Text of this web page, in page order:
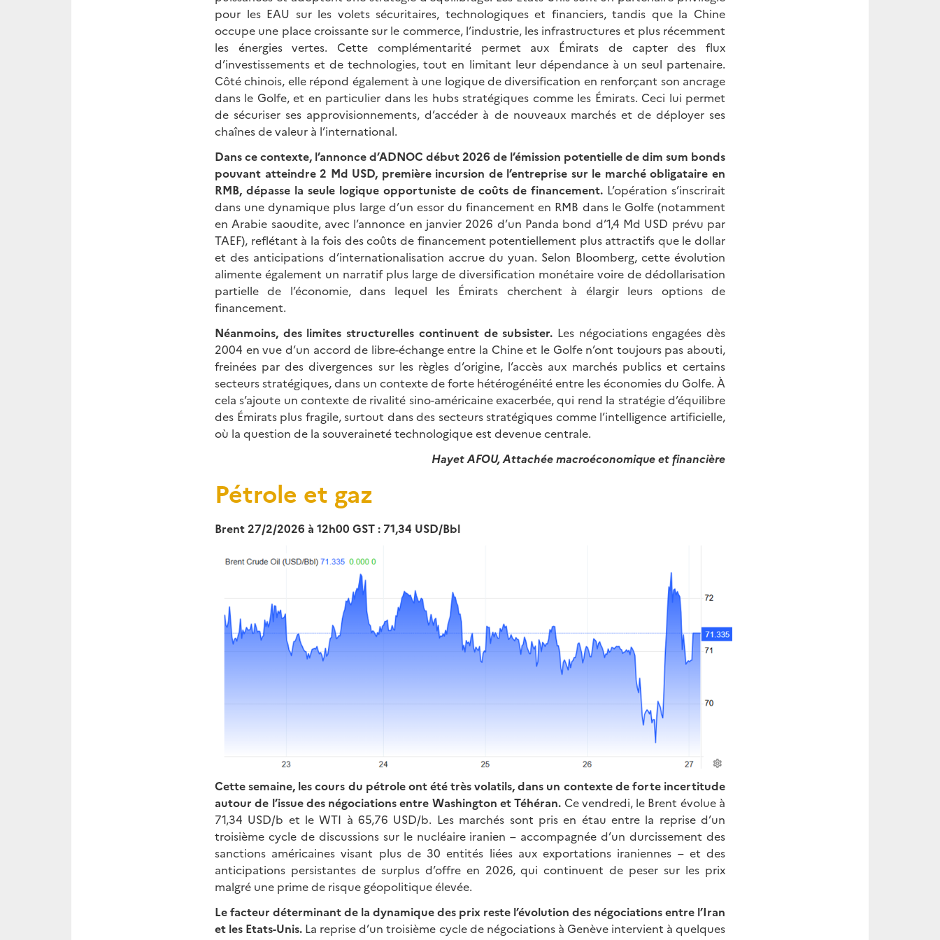
pour les EAU sur les volets sécuritaires, technologiques et financiers, tandis que la Chine
occupe une place croissante sur le commerce, l’industrie, les infrastructures et plus récemment
les énergies vertes. Cette complémentarité permet aux Émirats de capter des flux
d’investissements et de technologies, tout en limitant leur dépendance à un seul partenaire.
Côté chinois, elle répond également à une logique de diversification en renforçant son ancrage
dans le Golfe, et en particulier dans les hubs stratégiques comme les Émirats. Ceci lui permet
de sécuriser ses approvisionnements, d’accéder à de nouveaux marchés et de déployer ses
chaînes de valeur à l’international.
Dans ce contexte, l’annonce d’ADNOC début 2026 de l’émission potentielle de dim sum bonds
pouvant atteindre 2 Md USD, première incursion de l’entreprise sur le marché obligataire en
RMB, dépasse la seule logique opportuniste de coûts de financement. L’opération s’inscrirait
dans une dynamique plus large d’un essor du financement en RMB dans le Golfe (notamment
en Arabie saoudite, avec l’annonce en janvier 2026 d’un Panda bond d’1,4 Md USD prévu par
TAEF), reflétant à la fois des coûts de financement potentiellement plus attractifs que le dollar
et des anticipations d’internationalisation accrue du yuan. Selon Bloomberg, cette évolution
alimente également un narratif plus large de diversification monétaire voire de dédollarisation
partielle de l’économie, dans lequel les Émirats cherchent à élargir leurs options de
financement.
Néanmoins, des limites structurelles continuent de subsister. Les négociations engagées dès
2004 en vue d’un accord de libre-échange entre la Chine et le Golfe n’ont toujours pas abouti,
freinées par des divergences sur les règles d’origine, l’accès aux marchés publics et certains
secteurs stratégiques, dans un contexte de forte hétérogénéité entre les économies du Golfe. À
cela s’ajoute un contexte de rivalité sino-américaine exacerbée, qui rend la stratégie d’équilibre
des Émirats plus fragile, surtout dans des secteurs stratégiques comme l’intelligence artificielle,
où la question de la souveraineté technologique est devenue centrale.
Hayet AFOU, Attachée macroéconomique et financière
Pétrole et gaz
Brent 27/2/2026 à 12h00 GST : 71,34 USD/Bbl
Cette semaine, les cours du pétrole ont été très volatils, dans un contexte de forte incertitude
autour de l’issue des négociations entre Washington et Téhéran. Ce vendredi, le Brent évolue à
71,34 USD/b et le WTI à 65,76 USD/b. Les marchés sont pris en étau entre la reprise d’un
troisième cycle de discussions sur le nucléaire iranien – accompagnée d’un durcissement des
sanctions américaines visant plus de 30 entités liées aux exportations iraniennes – et des
anticipations persistantes de surplus d’offre en 2026, qui continuent de peser sur les prix
malgré une prime de risque géopolitique élevée.
Le facteur déterminant de la dynamique des prix reste l’évolution des négociations entre l’Iran
et les Etats-Unis. La reprise d’un troisième cycle de négociations à Genève intervient à quelques